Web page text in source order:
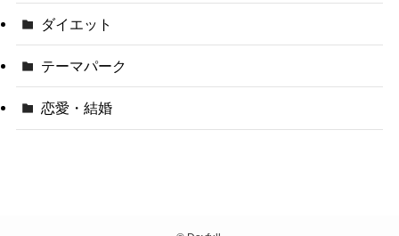
ダイエット
テーマパーク
恋愛・結婚